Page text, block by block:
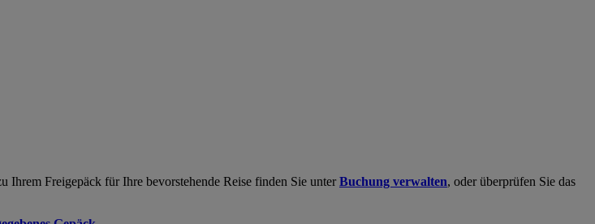
Ihrem Freigepäck für Ihre bevorstehende Reise finden Sie unterBuchung verwalten, oder überprüfen Sie das